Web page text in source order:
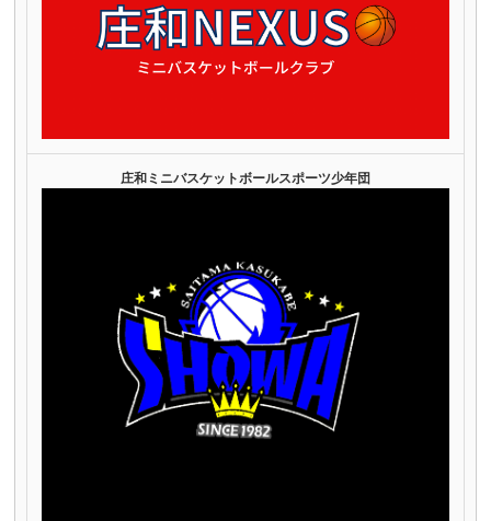
庄和ミニバスケットボールスポーツ少年団